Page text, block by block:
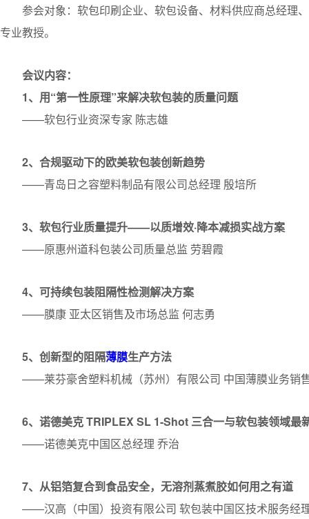
参会对象：软包印刷企业、软包设备、材料供应商总经理
专业教授。
会议内容：
1、用“第一性原理”来解决软包装的质量问题
——软包行业资深专家 陈志雄
2、合规驱动下的欧美软包装创新趋势
——青岛日之容塑料制品有限公司总经理 殷培所
3、软包行业质量提升——以质增效·降本减损实战方案
——原惠州道科包装公司质量总监 劳碧霞
4、可持续包装阻隔性检测解决方案
——膜康 亚太区销售及市场总监 何志勇
5、创新型的阻隔薄膜生产方法
——莱芬豪舍塑料机械（苏州）有限公司 中国薄膜业务销
6、诺德美克 TRIPLEX SL 1-Shot 三合一与软包装领域最
——诺德美克中国区总经理 乔治
7、从铝箔复合到食品安全，无溶剂蒸煮胶如何用之有道
——汉高（中国）投资有限公司 软包装中国区技术服务经